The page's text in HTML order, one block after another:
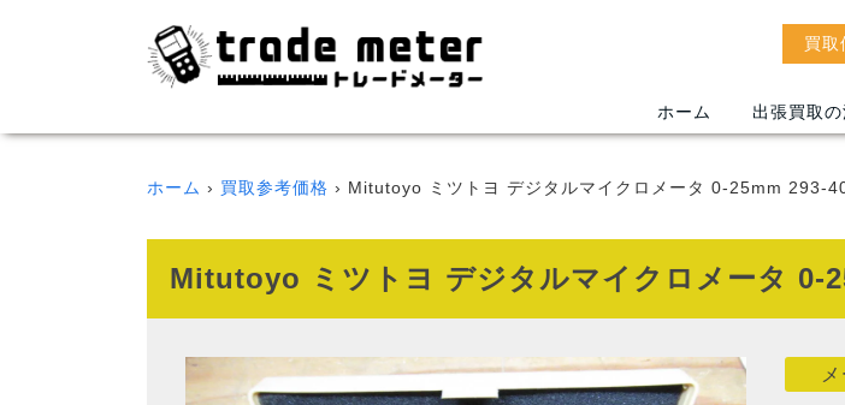
買取
ホーム 出張買取
ホーム 買取参考価格 Mitutoyo ミツトヨ デジタルマイクロメータ 0-25mm 293-
Mitutoyo ミツトヨ デジタルマイクロメータ 0-